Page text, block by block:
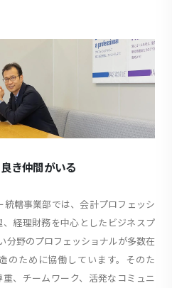
き仲間がいる
轄事業部では、会計プロフェッシ
経理財務を中心としたビジネスプ
分野のプロフェッショナルが多数在
のために協働しています。そのた
、チームワーク、活発なコミュニ